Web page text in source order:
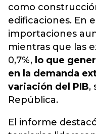
como
edificaciones. En
importaciones
mientras que las
0,7%, lo que
en la demanda
variación del PIB,
República.
El informe